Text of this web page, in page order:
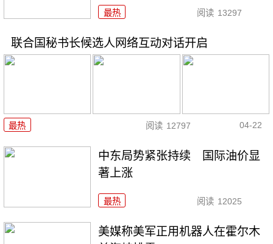
最热 阅读 13297
联合国秘书长候选人网络互动对话开启
最热 阅读 12797 04-22
中东局势紧张持续 国际油价显
著上涨
最热 阅读 12025
美媒称美军正用机器人在霍尔木